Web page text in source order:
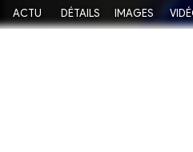
ACTU DÉTAILS IMAGES